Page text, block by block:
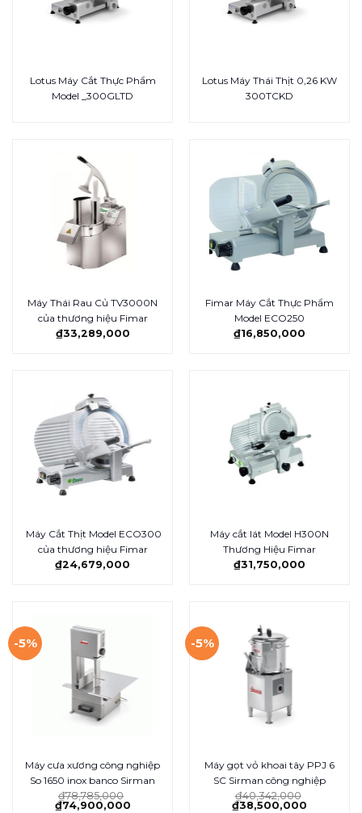
Lotus Máy Cắt Thực Phẩm
Model _300GLTD
Lotus Máy Thái Thịt 0,26 KW
300TCKD
Máy Thái Rau Củ TV3000N
của thương hiệu Fimar
₫33,289,000
Fimar Máy Cắt Thực Phẩm
Model ECO250
₫16,850,000
Máy Cắt Thịt Model ECO300
của thương hiệu Fimar
₫24,679,000
Máy cắt lát Model H300N
Thương Hiệu Fimar
₫31,750,000
-5%
Máy cưa xương công nghiệp
So 1650 inox banco Sirman
₫78,785,000
₫74,900,000
-5%
Máy gọt vỏ khoai tây PPJ 6
SC Sirman công nghiệp
₫40,342,000
₫38,500,000